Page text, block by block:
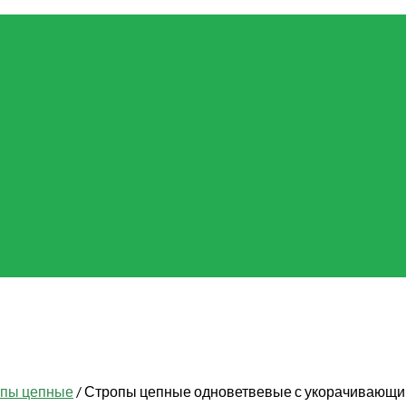
цепные /Стропы цепные одноветвевые с